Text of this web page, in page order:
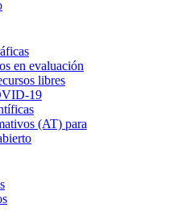
en evaluación
libres
19
(AT) para